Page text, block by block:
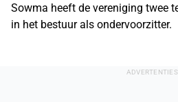
Sowma heeft de vereniging twee
in het bestuur als ondervoorzitter.